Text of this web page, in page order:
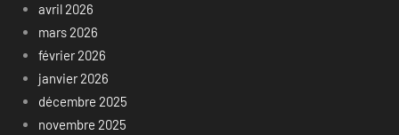
avril 2026
mars 2026
février 2026
janvier 2026
décembre 2025
novembre 2025